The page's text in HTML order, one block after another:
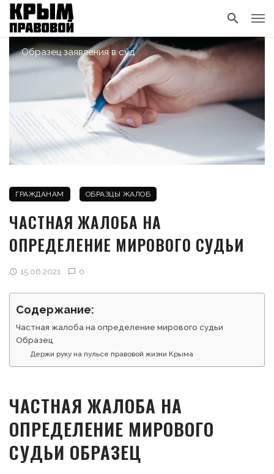
Образец заявления в суд
ГРАЖДАНАМ ОБРАЗЦЫ ЖАЛОБ
ЧАСТНАЯ ЖАЛОБА НА
ОПРЕДЕЛЕНИЕ МИРОВОГО СУДЬИ
15.06.2021 0
Содержание:
Частная жалоба на определение мирового судьи
Образец
Держи руку на пульсе правовой жизни Крыма
ЧАСТНАЯ ЖАЛОБА НА
ОПРЕДЕЛЕНИЕ МИРОВОГО
СУДЬИ ОБРАЗЕЦ